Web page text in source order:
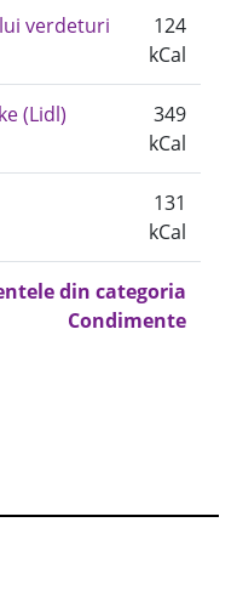
verdeturi
124
kCal
(Lidl)
349
kCal
131
kCal
din categoria
Condimente